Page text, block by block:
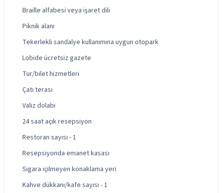
Braille alfabesi veya işaret dili
Piknik alanı
Tekerlekli sandalye kullanımına uygun otopark
Lobide ücretsiz gazete
Tur/bilet hizmetleri
Çatı terası
Valiz dolabı
24 saat açık resepsiyon
Restoran sayısı - 1
Resepsiyonda emanet kasası
Sigara içilmeyen konaklama yeri
Kahve dükkanı/kafe sayısı - 1